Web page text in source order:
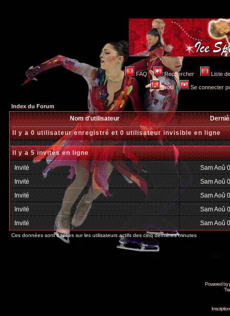
FAQ Rechercher Liste
Profil Se connecter
Index du Forum
Nom d'utilisateur
Il y a 0 utilisateur enregistré et 0 utilisateur invisible en ligne
Il y a 5 invités en ligne
Invité
Sam Aoû
Invité
Sam Aoû
Invité
Sam Aoû
Invité
Sam Aoû
Invité
Sam Aoû
Ces données sont basées sur les utilisateurs actifs des cinq dernières minutes
Powered by